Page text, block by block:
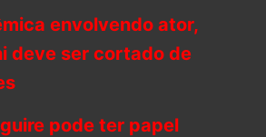
envolvendo ator,
deve ser cortado de
pode ter papel